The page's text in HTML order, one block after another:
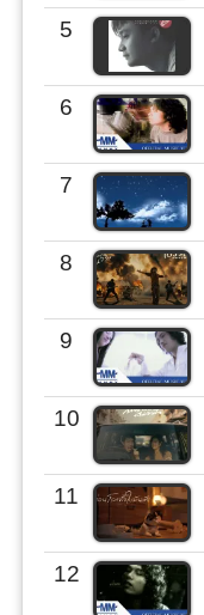
5
6
7
8
9
10
11
12